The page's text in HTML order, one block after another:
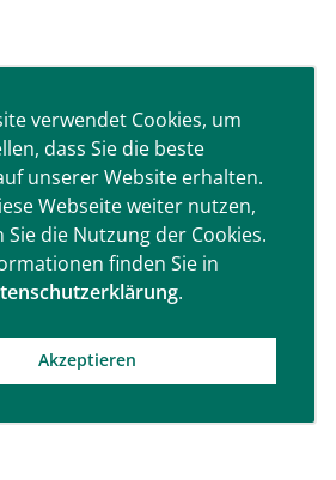
verwendet Cookies, um
dass Sie die beste
unserer Website erhalten.
Webseite weiter nutzen,
Sie die Nutzung der Cookies.
finden Sie in
.
Akzeptieren